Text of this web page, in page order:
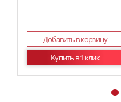
Добавить в корзину
Купить в 1 клик